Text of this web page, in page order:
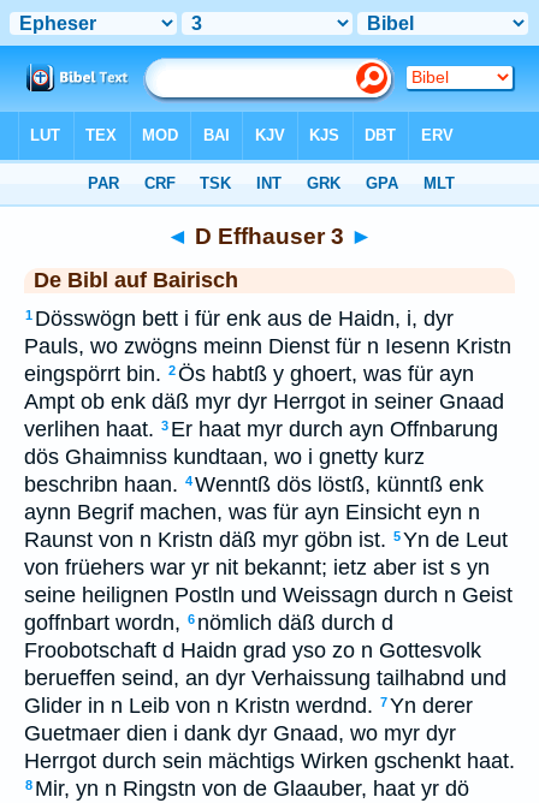
◄ D Effhauser 3 ►
De Bibl auf Bairisch
1 Dösswögn bett i für enk aus de Haidn, i, dyr
Pauls, wo zwögns meinn Dienst für n Iesenn Kristn
eingspörrt bin. 2Ös habtß y ghoert, was für ayn
Ampt ob enk däß myr dyr Herrgot in seiner Gnaad
verlihen haat. 3 Er haat myr durch ayn Offnbarung
dös Ghaimniss kundtaan, wo i gnetty kurz
beschribn haan. 4Wenntß dös löstß, künntß enk
aynn Begrif machen, was für ayn Einsicht eyn n
Raunst von n Kristn däß myr göbn ist. 5Yn de Leut
von früehers war yr nit bekannt; ietz aber ist s yn
seine heilignen Postln und Weissagn durch n Geist
goffnbart wordn, 6 nömlich däß durch d
Froobotschaft d Haidn grad yso zo n Gottesvolk
berueffen seind, an dyr Verhaissung tailhabnd und
Glider in n Leib von n Kristn werdnd. 7Yn derer
Guetmaer dien i dank dyr Gnaad, wo myr dyr
Herrgot durch sein mächtigs Wirken gschenkt haat.
8 Mir, yn n Ringstn von de Glaauber, haat yr dö